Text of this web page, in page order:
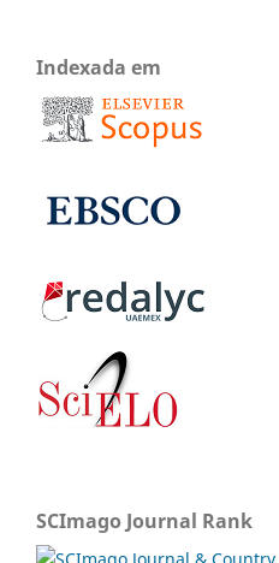
Indexada em
SCImago Journal Rank